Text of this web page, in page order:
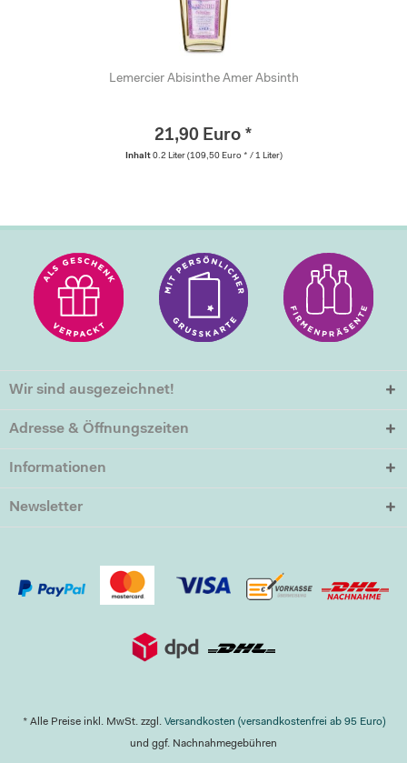
Lemercier Abisinthe Amer Absinth
21,90 Euro *
Inhalt 0.2 Liter (109,50 Euro * / 1 Liter)
Wir sind ausgezeichnet!
Adresse & Öffnungszeiten
Informationen
Newsletter
* Alle Preise inkl. MwSt. zzgl. Versandkosten (versandkostenfrei ab 95 Euro)
und ggf. Nachnahmegebühren